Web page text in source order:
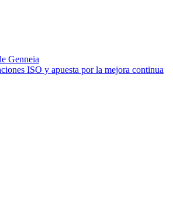
Genneia
ISO y apuesta por la mejora continua